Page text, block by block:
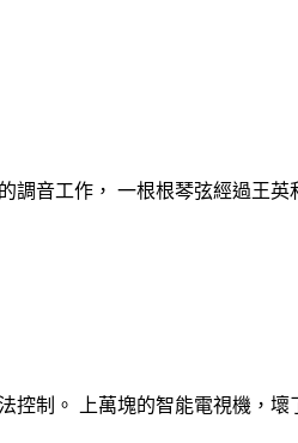
調音工作， 一根根琴弦經過王
制。 上萬塊的智能電視機，壞